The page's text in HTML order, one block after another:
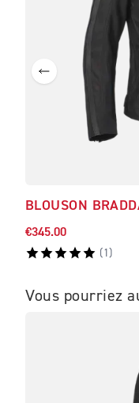
BLOUSON
€345.00
( 1 )
Vous pourriez